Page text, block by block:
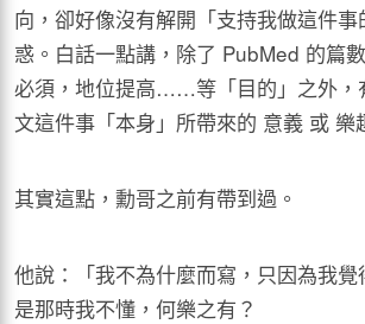
向，卻好像沒有解開「支持我做這件
惑。白話一點講，除了 PubMed 的篇
必須，地位提高……等「目的」之外，
文這件事「本身」所帶來的 意義 或 樂
其實這點，勳哥之前有帶到過。
他說：「我不為什麼而寫，只因為我覺
是那時我不懂，何樂之有？